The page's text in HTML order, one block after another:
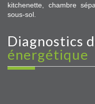
kitchenette, chambre
sous-sol.
diagnostics
énergétique